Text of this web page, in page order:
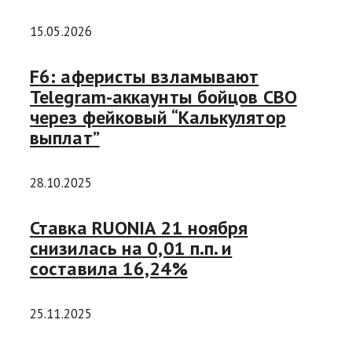
15.05.2026
F6: аферисты взламывают
Telegram-аккаунты бойцов СВО
через фейковый “Калькулятор
выплат”
28.10.2025
Ставка RUONIA 21 ноября
снизилась на 0,01 п.п. и
составила 16,24%
25.11.2025